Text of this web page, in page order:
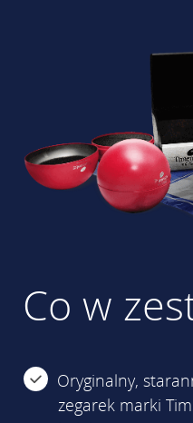
Co w
Oryginalny,
zegarek marki